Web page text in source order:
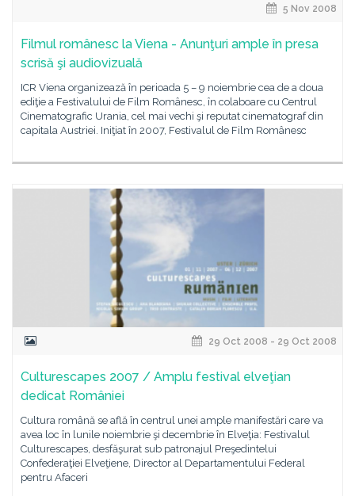
5 Nov 2008
Filmul românesc la Viena - Anunţuri ample în presa
scrisă şi audiovizuală
ICR Viena organizează în perioada 5 – 9 noiembrie cea de a doua
ediţie a Festivalului de Film Românesc, în colaboare cu Centrul
Cinematografic Urania, cel mai vechi şi reputat cinematograf din
capitala Austriei. Iniţiat în 2007, Festivalul de Film Românesc
29 Oct 2008 - 29 Oct 2008
Culturescapes 2007 / Amplu festival elveţian
dedicat României
Cultura română se află în centrul unei ample manifestări care va
avea loc în lunile noiembrie şi decembrie în Elveţia: Festivalul
Culturescapes, desfăşurat sub patronajul Preşedintelui
Confederaţiei Elveţiene, Director al Departamentului Federal
pentru Afaceri